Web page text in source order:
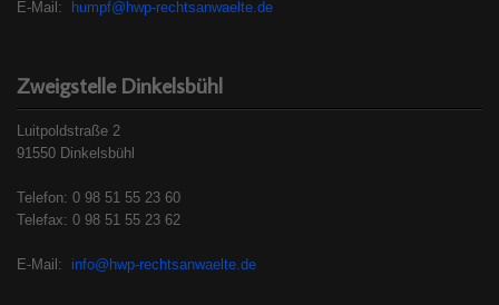
E-Mail: humpf@hwp-rechtsanwaelte.de
Zweigstelle Dinkelsbühl
Luitpoldstraße 2
91550 Dinkelsbühl
Telefon: 0 98 51 55 23 60
Telefax: 0 98 51 55 23 62
E-Mail: info@hwp-rechtsanwaelte.de